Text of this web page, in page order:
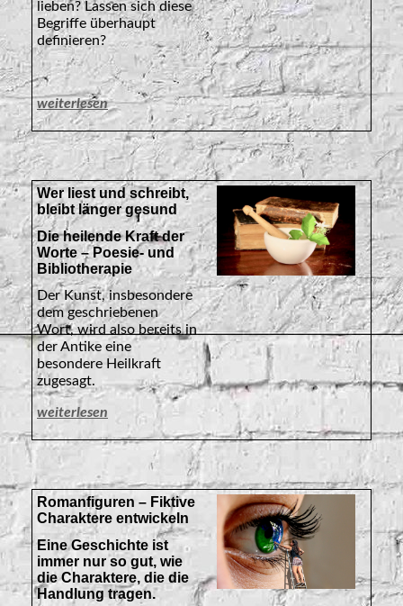
lieben? Lassen sich diese
Begriffe überhaupt
definieren?
weiterlesen
Wer liest und schreibt,
bleibt länger gesund
Die heilende Kraft der
Worte – Poesie- und
Bibliotherapie
Der Kunst, insbesondere
dem geschriebenen
Wort, wird also bereits in
der Antike eine
besondere Heilkraft
zugesagt.
weiterlesen
Romanfiguren – Fiktive
Charaktere entwickeln
Eine Geschichte ist
immer nur so gut, wie
die Charaktere, die die
Handlung tragen.